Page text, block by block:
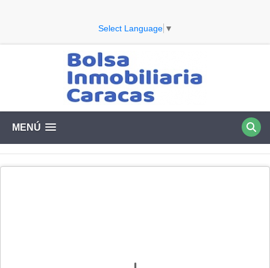
Select Language ▼
MENÚ